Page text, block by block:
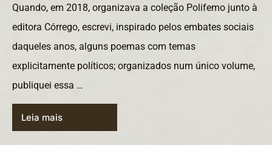
Quando, em 2018, organizava a coleção Polifemo junto à
editora Córrego, escrevi, inspirado pelos embates sociais
daqueles anos, alguns poemas com temas
explicitamente políticos; organizados num único volume,
publiquei essa …
Leia mais